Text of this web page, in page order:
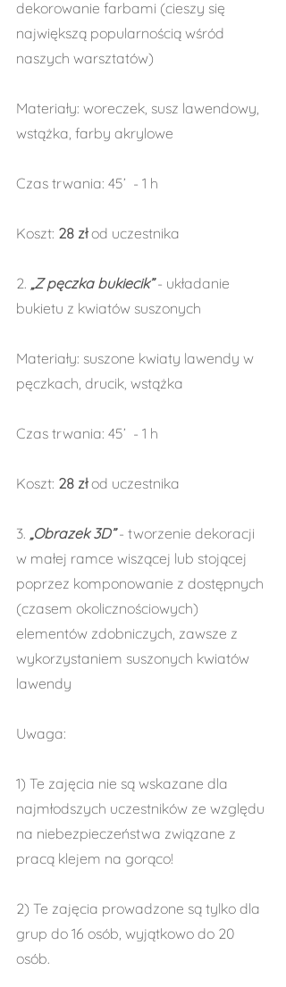
dekorowanie farbami (cieszy się
największą popularnością wśród
naszych warsztatów)
Materiały: woreczek, susz lawendowy,
wstążka, farby akrylowe
Czas trwania: 45’  - 1 h
Koszt: 28 zł od uczestnika
2. „Z pęczka bukiecik” - układanie
bukietu z kwiatów suszonych
Materiały: suszone kwiaty lawendy w
pęczkach, drucik, wstążka
Czas trwania: 45’  - 1 h
Koszt: 28 zł od uczestnika
3. „Obrazek 3D” - tworzenie dekoracji
w małej ramce wiszącej lub stojącej
poprzez komponowanie z dostępnych
(czasem okolicznościowych)
elementów zdobniczych, zawsze z
wykorzystaniem suszonych kwiatów
lawendy
Uwaga:
1) Te zajęcia nie są wskazane dla
najmłodszych uczestników ze względu
na niebezpieczeństwa związane z
pracą klejem na gorąco!
2) Te zajęcia prowadzone są tylko dla
grup do 16 osób, wyjątkowo do 20
osób.